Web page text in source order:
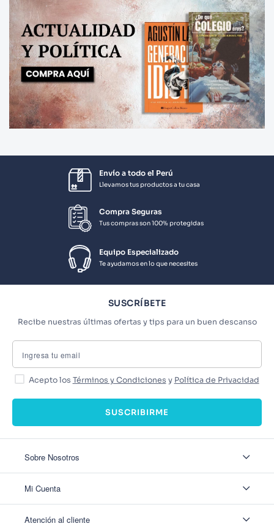
Envío a todo el Perú
Llevamos tus productos a tu casa
Compra Seguras
Tus compras son 100% protegidas
Equipo Especializado
Te ayudamos en lo que necesites
SUSCRÍBETE
Recibe nuestras últimas ofertas y tips para un buen descanso
Acepto los Términos y Condiciones y Política de Privacidad
SUSCRIBIRME
Sobre Nosotros
Nuestas tiendas
Mi Cuenta
Ver mis Pedidos
Atención al cliente